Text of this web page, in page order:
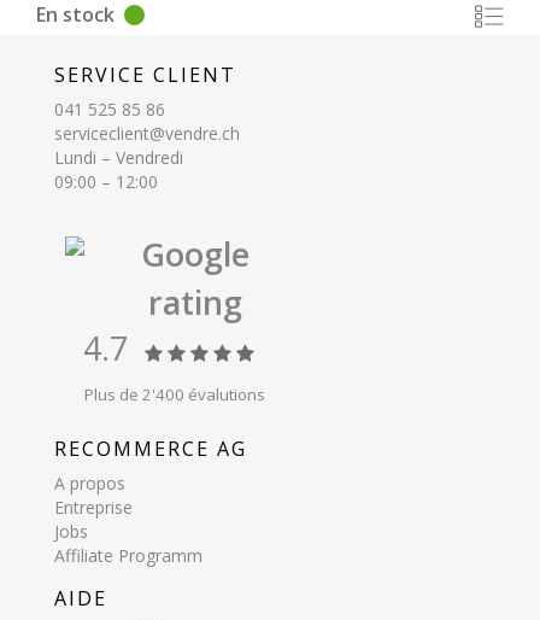
En stock
SERVICE CLIENT
041 525 85 86
serviceclient@vendre.ch
Lundi – Vendredi
09:00 – 12:00
Google
rating
4.7
Plus de 2'400 évalutions
RECOMMERCE AG
A propos
Entreprise
Jobs
Affiliate Programm
AIDE